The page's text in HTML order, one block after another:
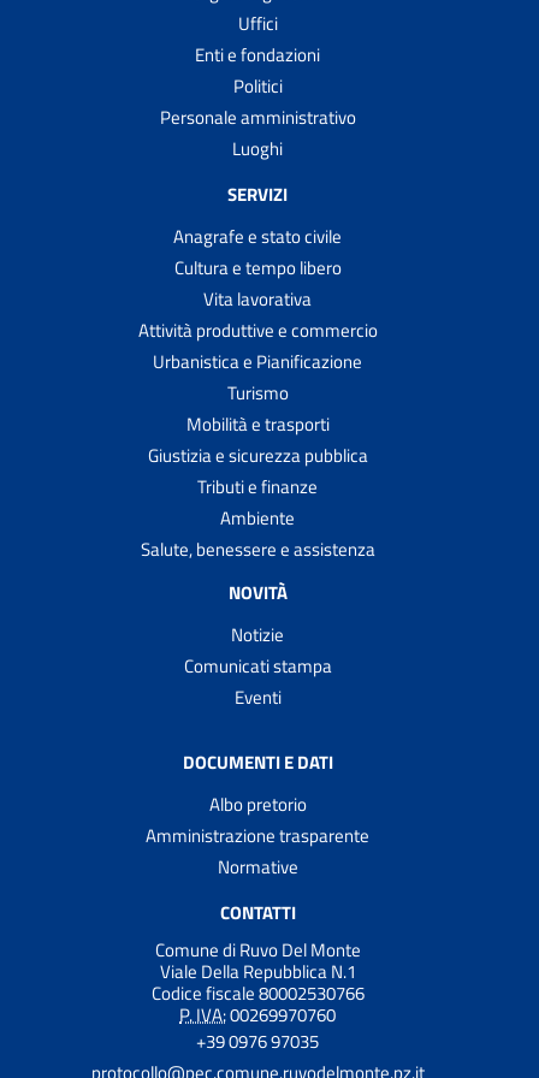
Uffici
Enti e fondazioni
Politici
Personale amministrativo
Luoghi
SERVIZI
Anagrafe e stato civile
Cultura e tempo libero
Vita lavorativa
Attività produttive e commercio
Urbanistica e Pianificazione
Turismo
Mobilità e trasporti
Giustizia e sicurezza pubblica
Tributi e finanze
Ambiente
Salute, benessere e assistenza
NOVITÀ
Notizie
Comunicati stampa
Eventi
DOCUMENTI E DATI
Albo pretorio
Amministrazione trasparente
Normative
CONTATTI
Comune di Ruvo Del Monte
Viale Della Repubblica N.1
Codice fiscale 80002530766
P. IVA:00269970760
+39 0976 97035
protocollo@pec.comune.ruvodelmonte.pz.it